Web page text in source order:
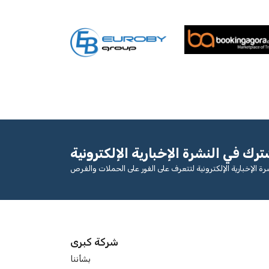
في النشرة الإخبارية الإلكترونية
شركة كبرى
بشأننا